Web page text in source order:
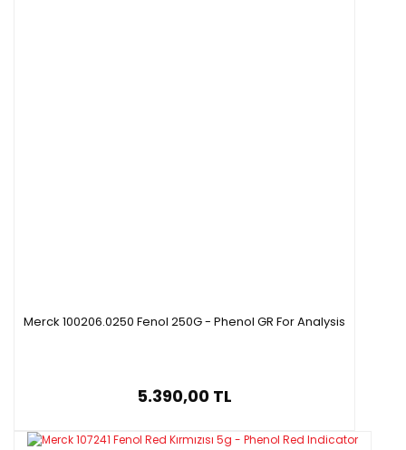
Merck 100206.0250 Fenol 250G - Phenol GR For Analysis
5.390,00 TL